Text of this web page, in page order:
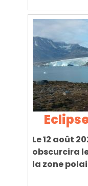
Le 12 août
obscurcira
la zone